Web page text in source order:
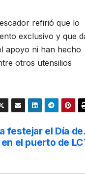
refirió que lo
exclusivo y que
apoyo ni han hecho
otros utensilios
festejar el Día de
el puerto de LC